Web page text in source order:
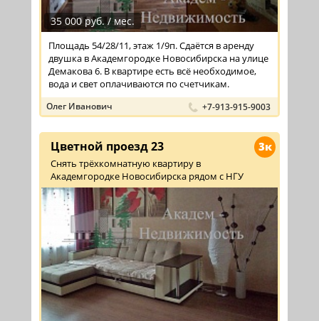
35 000 руб. / мес.
Площадь 54/28/11, этаж 1/9п. Сдаётся в аренду
двушка в Академгородке Новосибирска на улице
Демакова 6. В квартире есть всё необходимое,
вода и свет оплачиваются по счетчикам.
Олег Иванович +7-913-915-9003
3к
Цветной проезд 23
Снять трёхкомнатную квартиру в
Академгородке Новосибирска рядом с НГУ